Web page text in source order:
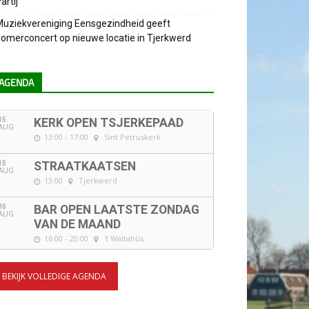
Eensgezindheid geeft
op nieuwe locatie in Tjerkwerd
KERK OPEN TSJERKEPAAD
13:00 - 17:00 Sint Petruskerk
STRAATKAATSEN
13:00 Tjerkwerd
BAR OPEN LAATSTE ZONDAG
VAN DE MAAND
16:00 - 20:00 't Waltahûs
BEKIJK VOLLEDIGE AGENDA